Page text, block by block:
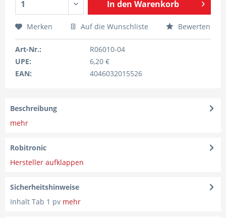
In den Warenkorb
Merken Auf die Wunschliste Bewerten
Art-Nr.:
R06010-04
UPE:
6,20 €
EAN:
4046032015526
Beschreibung
mehr
Robitronic
Hersteller aufklappen
Sicherheitshinweise
Inhalt Tab 1 pv mehr